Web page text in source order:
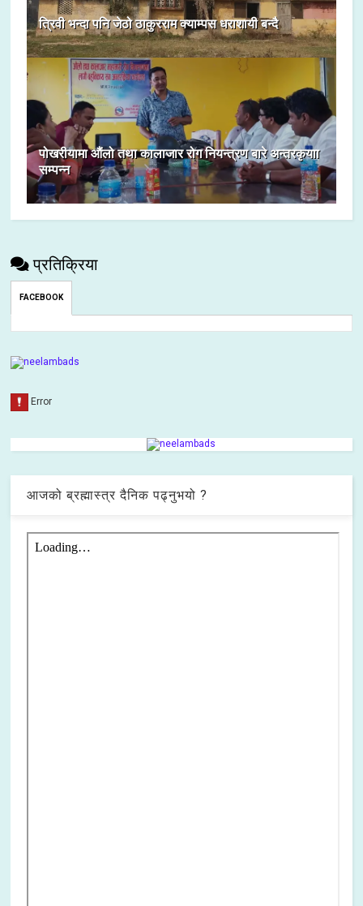
त्रिवी भन्दा पनि जेठो ठाकुरराम क्याम्पस धराशायी बन्दै
पोखरीयामा औंलो तथा कालाजार रोग नियन्त्रण बारे अन्तरकृयाा
सम्पन्न
प्रतिक्रिया
FACEBOOK
आजको ब्रह्मास्त्र दैनिक पढ्नुभयो ?